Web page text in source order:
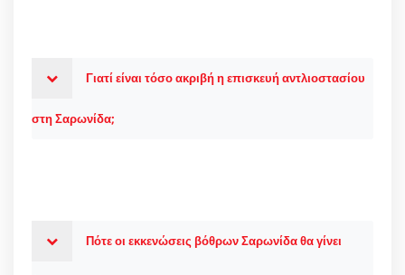
Γιατί είναι τόσο ακριβή η επισκευή αντλιοστασίου
στη Σαρωνίδα;
Πότε οι εκκενώσεις βόθρων Σαρωνίδα θα γίνει